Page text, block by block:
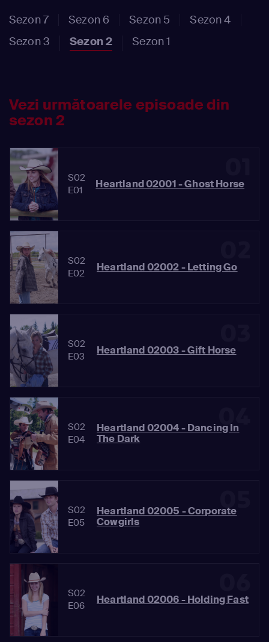
Sezon 7 Sezon 6 Sezon 5
Sezon 4
Sezon 3
Sezon 2 Sezon 1
Vezi următoarele episoade din
sezon 2
S02
E01
Heartland 02001 - Ghost Horse
S02
E02
Heartland 02002 - Letting Go
S02
E03
Heartland 02003 - Gift Horse
04
S02
E04
Heartland 02004 - Dancing In
The Dark
05
S02
E05
Heartland 02005 - Corporate
Cowgirls
S02
E06
Heartland 02006 - Holding Fast